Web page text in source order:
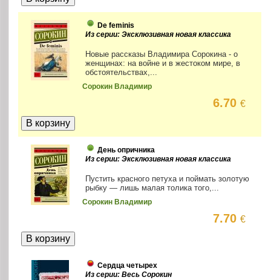
De feminis
Из серии: Эксклюзивная новая классика
Новые рассказы Владимира Сорокина - о
женщинах: на войне и в жестоком мире, в
обстоятельствах,...
Сорокин Владимир
6.70€
День опричника
Из серии: Эксклюзивная новая классика
Пустить красного петуха и поймать золотую
рыбку — лишь малая толика того,...
Сорокин Владимир
7.70€
Сердца четырех
Из серии: Весь Сорокин